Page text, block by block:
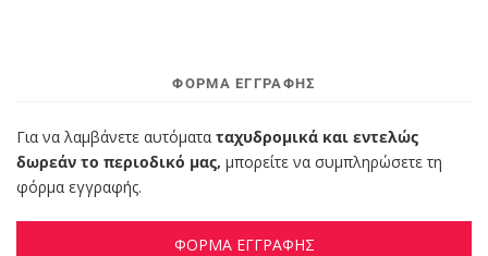
ΦΌΡΜΑ ΕΓΓΡΑΦΉΣ
Για να λαμβάνετε αυτόματα ταχυδρομικά και εντελώς
δωρεάν το περιοδικό μας, μπορείτε να συμπληρώσετε τη
φόρμα εγγραφής.
ΦΟΡΜΑ ΕΓΓΡΑΦΗΣ